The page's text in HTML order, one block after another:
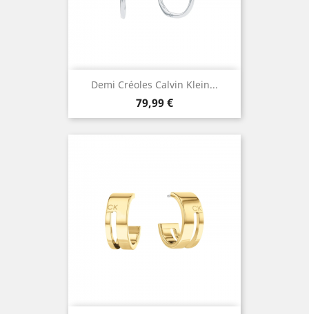
Demi Créoles Calvin Klein...
Prix
79,99 €